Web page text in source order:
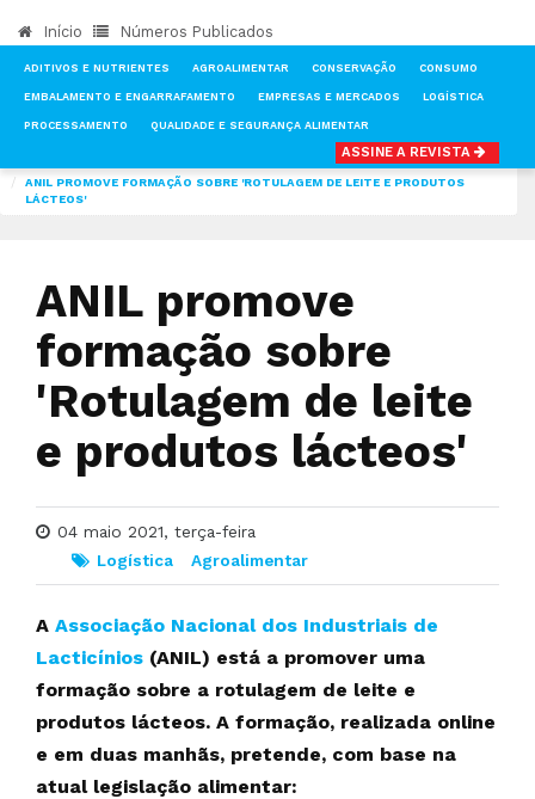
Início Números Publicados
ADITIVOS E NUTRIENTES AGROALIMENTAR CONSERVAÇÃO CONSUMO
EMBALAMENTO E ENGARRAFAMENTO EMPRESAS E MERCADOS LOGÍSTICA
PROCESSAMENTO QUALIDADE E SEGURANÇA ALIMENTAR
ASSINE A REVISTA
ANIL PROMOVE FORMAÇÃO SOBRE 'ROTULAGEM DE LEITE E PRODUTOS
LÁCTEOS'
ANIL promove
formação sobre
'Rotulagem de leite
e produtos lácteos'
04 maio 2021, terça-feira
Logística
Agroalimentar
A Associação Nacional dos Industriais de
Lacticínios (ANIL) está a promover uma
formação sobre a rotulagem de leite e
produtos lácteos. A formação, realizada online
e em duas manhãs, pretende, com base na
atual legislação alimentar: